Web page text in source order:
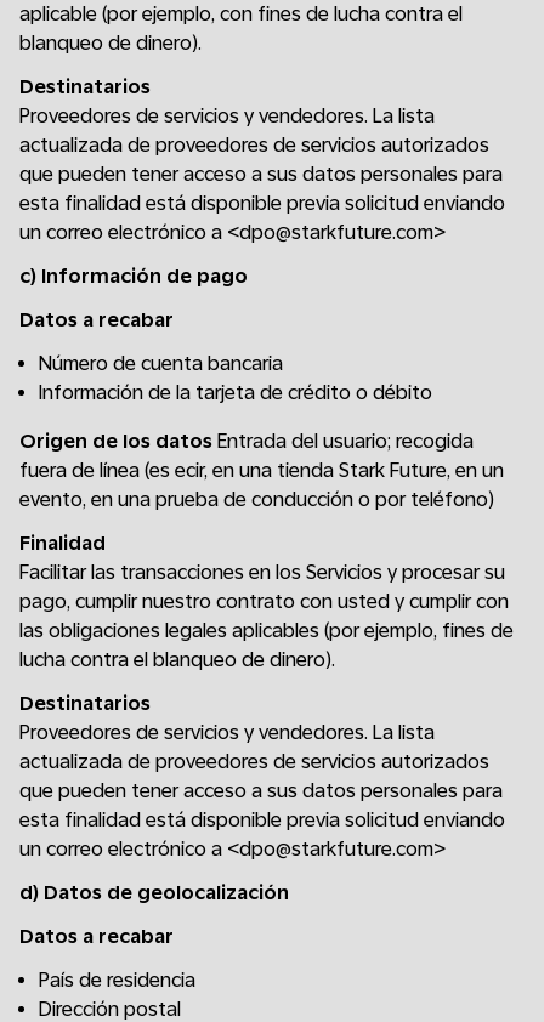
aplicable (por ejemplo, con fines de lucha contra el
blanqueo de dinero).
Destinatarios
Proveedores de servicios y vendedores. La lista
actualizada de proveedores de servicios autorizados
que pueden tener acceso a sus datos personales para
esta finalidad está disponible previa solicitud enviando
un correo electrónico a <dpo@starkfuture.com>
c) Información de pago
Datos a recabar
Número de cuenta bancaria
Información de la tarjeta de crédito o débito
Origen de los datos Entrada del usuario; recogida
fuera de línea (es ecir, en una tienda Stark Future, en un
evento, en una prueba de conducción o por teléfono)
Finalidad
Facilitar las transacciones en los Servicios y procesar su
pago, cumplir nuestro contrato con usted y cumplir con
las obligaciones legales aplicables (por ejemplo, fines de
lucha contra el blanqueo de dinero).
Destinatarios
Proveedores de servicios y vendedores. La lista
actualizada de proveedores de servicios autorizados
que pueden tener acceso a sus datos personales para
esta finalidad está disponible previa solicitud enviando
un correo electrónico a <dpo@starkfuture.com>
d) Datos de geolocalización
Datos a recabar
País de residencia
Dirección postal